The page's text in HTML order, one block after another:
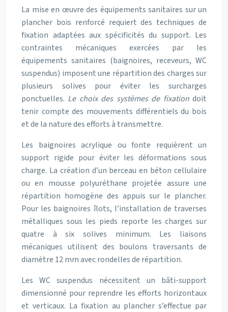
La mise en œuvre des équipements sanitaires sur un
plancher bois renforcé requiert des techniques de
fixation adaptées aux spécificités du support. Les
contraintes mécaniques exercées par les
équipements sanitaires (baignoires, receveurs, WC
suspendus) imposent une répartition des charges sur
plusieurs solives pour éviter les surcharges
ponctuelles. Le choix des systèmes de fixationdoit
tenir compte des mouvements différentiels du bois
et de la nature des efforts à transmettre.
Les baignoires acrylique ou fonte requièrent un
support rigide pour éviter les déformations sous
charge. La création d’un berceau en béton cellulaire
ou en mousse polyuréthane projetée assure une
répartition homogène des appuis sur le plancher.
Pour les baignoires îlots, l’installation de traverses
métalliques sous les pieds reporte les charges sur
quatre à six solives minimum. Les liaisons
mécaniques utilisent des boulons traversants de
diamètre 12 mm avec rondelles de répartition.
Les WC suspendus nécessitent un bâti-support
dimensionné pour reprendre les efforts horizontaux
et verticaux. La fixation au plancher s’effectue par